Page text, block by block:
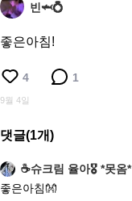
빈🦈💍
좋은아침!
4 1
9월 4일
댓글(1개)
☕슈크림 율아🎖 *못옴*
좋은아침👐